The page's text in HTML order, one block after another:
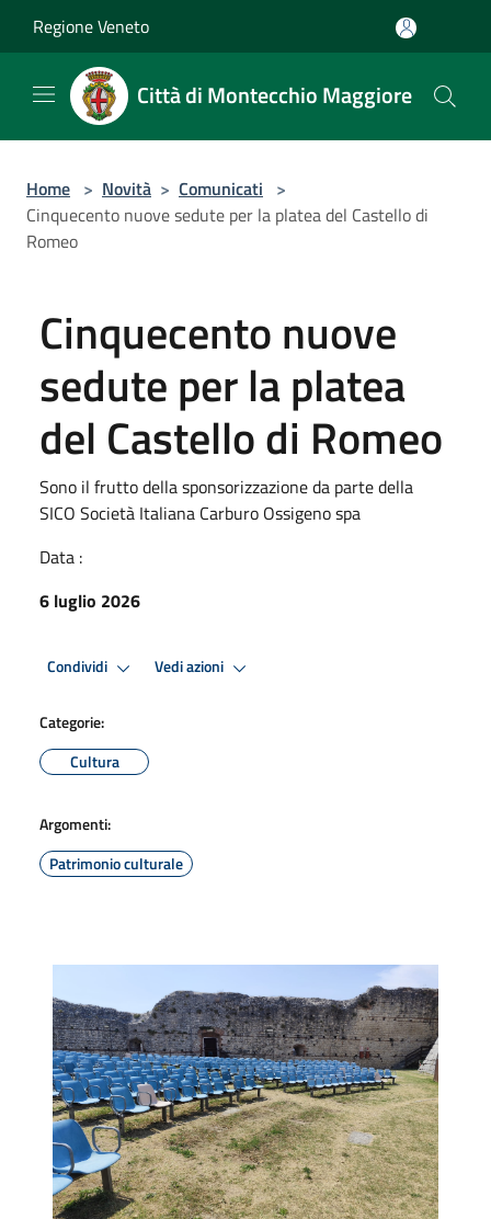
Regione Veneto
Città di Montecchio Maggiore
Home > Novità > Comunicati >
Cinquecento nuove sedute per la platea del Castello di
Romeo
Cinquecento nuove
sedute per la platea
del Castello di Romeo
Sono il frutto della sponsorizzazione da parte della
SICO Società Italiana Carburo Ossigeno spa
Data :
6 luglio 2026
Condividi Vedi azioni
Categorie:
Cultura
Argomenti:
Patrimonio culturale